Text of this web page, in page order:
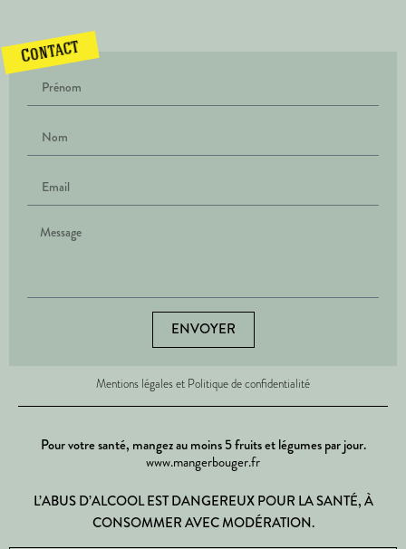
Contact
ENVOYER
Mentions légales et Politique de confidentialité
Pour votre santé, mangez au moins 5 fruits et légumes par jour.
www.mangerbouger.fr
L’ABUS D’ALCOOL EST DANGEREUX POUR LA SANTÉ, À
CONSOMMER AVEC MODÉRATION.